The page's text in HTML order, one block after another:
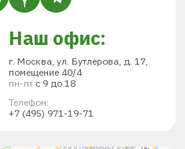
Наш офис:
г. Москва, ул. Бутлерова, д. 17,
помещение 40/4
пн-пт с 9 до 18
Телефон:
+7 (495) 971-19-71